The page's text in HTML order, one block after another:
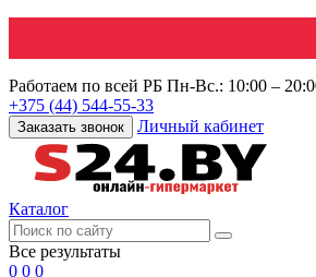
Работаем по всей РБ Пн-Вс.: 10:00 –
+375 (44) 544-55-33
Заказать звонок Личный кабинет
Каталог
Все результаты
0 0 0